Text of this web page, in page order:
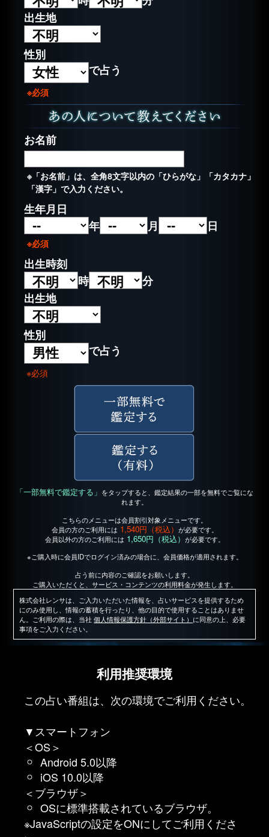
出生地
性別
で占う
※必須
お名前
※「お名前」は、全角8文字以内の「ひらがな」「カタカナ」
「漢字」で入力ください。
生年月日
年
月 日
※必須
出生時刻
時
分
出生地
性別
で占う
※必須
「一部無料で鑑定する」 をタップすると、鑑定結果の一部を無料でご覧にな
れます。
こちらのメニューは会員割引対象メニューです。
会員の方のご利用には 1,540円（税込） が必要です。
会員以外の方のご利用には 1,650円（税込） が必要です。
※ご購入時に会員IDでログイン済みの場合に、会員価格が適用されます。
占う前に内容のご確認をお願いします。
ご購入いただくと、サービス・コンテンツの利用料金が発生します。
株式会社レンサは、ご入力いただいた情報を、占いサービスを提供するため
にのみ使用し、情報の蓄積を行ったり、他の目的で使用することはありませ
ん。ご利用の際は、当社個人情報保護方針（外部サイト） に同意の上、必要
事項をご入力ください。
利用推奨環境
この占い番組は、次の環境でご利用ください。
▼スマートフォン
＜OS＞
Android 5.0以降
iOS 10.0以降
＜ブラウザ＞
OSに標準搭載されているブラウザ。
※JavaScriptの設定をONにしてご利用くださ